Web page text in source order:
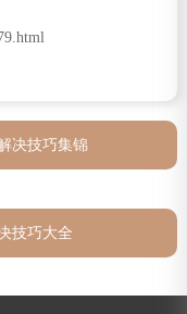
决技巧集锦
技巧大全